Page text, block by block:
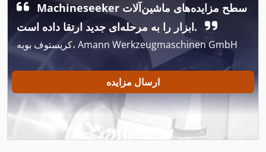
Dts
Dws
Dws 200
Fz 0
Machineseeker سطح مزایده‌های ماشین‌آلات
ابزار را به مرحله‌ای جدید ارتقا داده است.
کریستوف بوبه، Amann Werkzeugmaschinen GmbH
ارسال مزایده